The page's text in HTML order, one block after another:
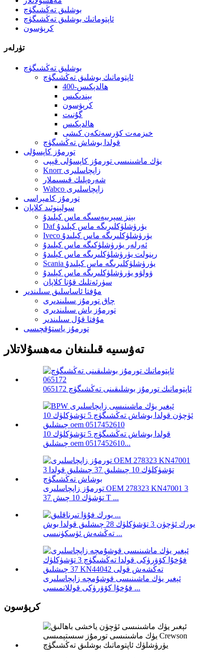
بوشلىق تەڭشىگۈچ
ئاپتوماتىك بوشلىق تەڭشىگۈچ
كرېۋسون
تۈرلەر
بوشلىق تەڭشىگۈچ
ئاپتوماتىك بوشلىق تەڭشىگۈچ
400-ھالدېكىس
بېندىكىس
كرېۋسون
گۇنىت
ھالدېكىس
خىزمەت كۆرسەتكەن كىشى
قولدا بوشاش تەڭشىگۈچ
تورمۇز كاپسۇلى
يۈك ماشىنىسى تورمۇز كاپسۇلى قېپى
Knorr زاپچاسلىرى
شەرەپلىك قىسىملار
Wabco زاپچاسلىرى
تورمۇز كامېراسى
سولېنوئىد كلاپان
بېنز سېرىيەسىگە ماس كېلىدۇ
Daf يۈرۈشلۈكلىرىگە ماس كېلىدۇ
Iveco يۈرۈشلۈكلىرىگە ماس كېلىدۇ
ئەرلەر يۈرۈشلۈكىگە ماس كېلىدۇ
رېنولت يۈرۈشلۈكلىرىگە ماس كېلىدۇ
Scania يۈرۈشلۈكلىرىگە ماس كېلىدۇ
ۋولۋو يۈرۈشلۈكلىرىگە ماس كېلىدۇ
سۈرئەتلىك قۇتا كلاپان
مۇفتا ئاساسلىق سىلىندىر
چاق تورمۇز سىلىندىرى
تورمۇز باش سىلىندىرى
مۇفتا قۇل سىلىندىر
تورمۇز ياستۇقچىسى
تەۋسىيە قىلىنغان مەھسۇلاتلار
ئاپتوماتىك تورمۇز بوشلىقىنى تەڭشىگۈچ 065172
قولدا بوشاش تەڭشىگۈچ 5 تۆشۈكلۈك 10
چىشلىق oem 0517452610...
تورمۇز زاپچاسلىرى OEM 278323 KN47001 3
تۆشۈك 10 چىش 37 T ...
يورك ئۈچۈن 3 تۆشۈكلۈك 28 چىشلىق قولدا بوش
تەڭشەش ئۈسكۈنىسى ...
ئېغىر يۈك ماشىنىسى قوشۇمچە زاپچاسلىرى
فۇخۇا كۆۋرۈكى قوللانمىسى ...
كرېۋسون